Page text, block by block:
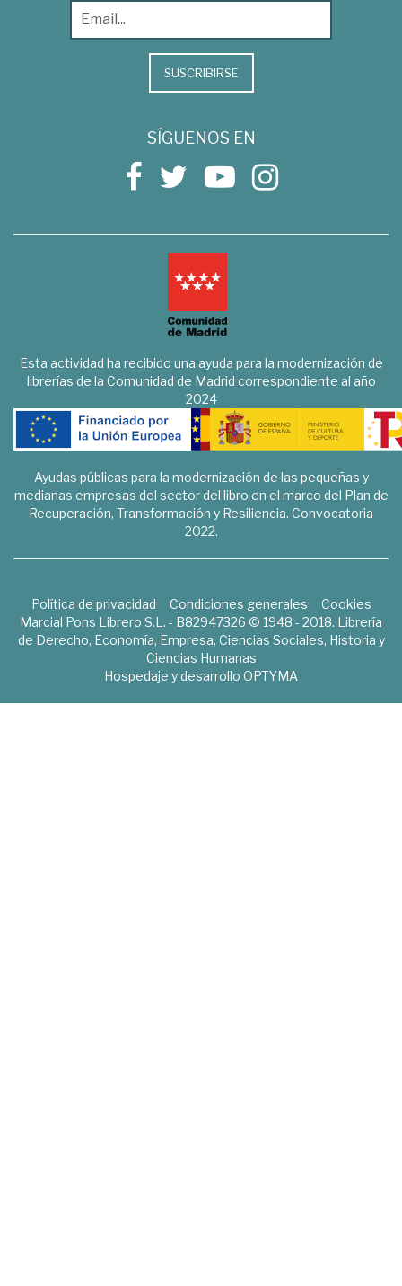
SUSCRIBIRSE
SÍGUENOS EN
Esta actividad ha recibido una ayuda para la modernización de
librerías de la Comunidad de Madrid correspondiente al año
2024
Ayudas públicas para la modernización de las pequeñas y
medianas empresas del sector del libro en el marco del Plan de
Recuperación, Transformación y Resiliencia. Convocatoria
2022.
Política de privacidad Condiciones generales
Cookies
Marcial Pons Librero S.L. - B82947326 © 1948 - 2018. Librería
de Derecho, Economía, Empresa, Ciencias Sociales, Historia y
Ciencias Humanas
Hospedaje y desarrollo OPTYMA